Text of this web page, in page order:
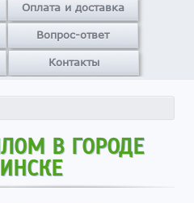
Оплата и доставка
Вопрос-ответ
Контакты
В ГОРОДЕ